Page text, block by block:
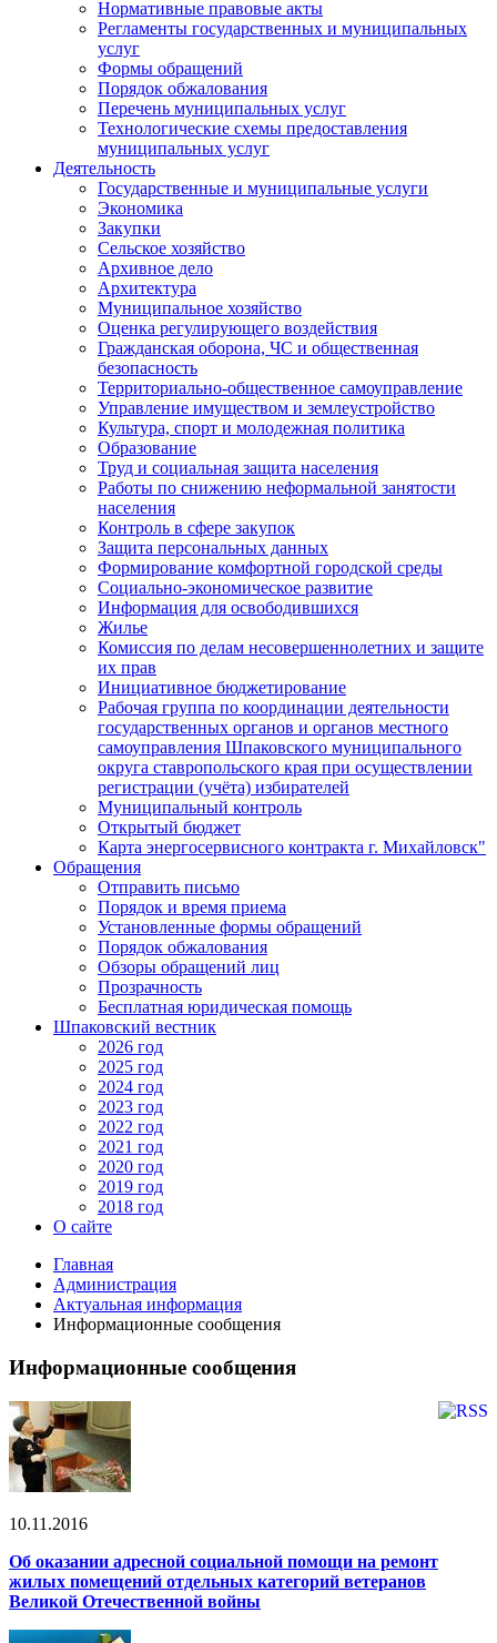
Нормативные правовые акты
Регламенты государственных и муниципальных
услуг
Формы обращений
Порядок обжалования
Перечень муниципальных услуг
Технологические схемы предоставления
муниципальных услуг
Деятельность
Государственные и муниципальные услуги
Экономика
Закупки
Сельское хозяйство
Архивное дело
Архитектура
Муниципальное хозяйство
Оценка регулирующего воздействия
Гражданская оборона, ЧС и общественная
безопасность
Территориально-общественное самоуправление
Управление имуществом и землеустройство
Культура, спорт и молодежная политика
Образование
Труд и социальная защита населения
Работы по снижению неформальной занятости
населения
Контроль в сфере закупок
Защита персональных данных
Формирование комфортной городской среды
Социально-экономическое развитие
Информация для освободившихся
Жилье
Комиссия по делам несовершеннолетних и защите
их прав
Инициативное бюджетирование
Рабочая группа по координации деятельности
государственных органов и органов местного
самоуправления Шпаковского муниципального
округа ставропольского края при осуществлении
регистрации (учёта) избирателей
Муниципальный контроль
Открытый бюджет
Карта энергосервисного контракта г. Михайловск"
Обращения
Отправить письмо
Порядок и время приема
Установленные формы обращений
Порядок обжалования
Обзоры обращений лиц
Прозрачность
Бесплатная юридическая помощь
Шпаковский вестник
2026 год
2025 год
2024 год
2023 год
2022 год
2021 год
2020 год
2019 год
2018 год
О сайте
Главная
Администрация
Актуальная информация
Информационные сообщения
Информационные сообщения
10.11.2016
Об оказании адресной социальной помощи на ремонт
жилых помещений отдельных категорий ветеранов
Великой Отечественной войны